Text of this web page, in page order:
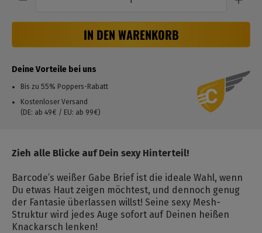
IN DEN WARENKORB
Deine Vorteile bei uns
Bis zu 55% Poppers-Rabatt
Kostenloser Versand
(DE: ab 49€ / EU: ab 99€)
Zieh alle Blicke auf Dein sexy Hinterteil!
Barcode’s weißer Gabe Brief ist die ideale Wahl, wenn
Du etwas Haut zeigen möchtest, und dennoch genug
der Fantasie überlassen willst! Seine sexy Mesh-
Struktur wird jedes Auge sofort auf Deinen heißen
Knackarsch lenken!